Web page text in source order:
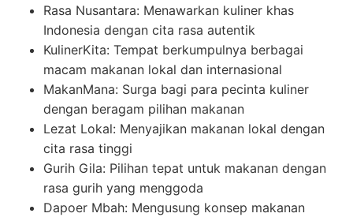
Rasa Nusantara: Menawarkan kuliner khas
Indonesia dengan cita rasa autentik
KulinerKita: Tempat berkumpulnya berbagai
macam makanan lokal dan internasional
MakanMana: Surga bagi para pecinta kuliner
dengan beragam pilihan makanan
Lezat Lokal: Menyajikan makanan lokal dengan
cita rasa tinggi
Gurih Gila: Pilihan tepat untuk makanan dengan
rasa gurih yang menggoda
Dapoer Mbah: Mengusung konsep makanan